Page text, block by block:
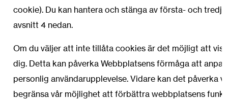
cookie). Du kan hantera och stänga av första- och
avsnitt 4 nedan.
Om du väljer att inte tillåta cookies är det möjligt att
dig. Detta kan påverka Webbplatsens förmåga att
personlig användarupplevelse. Vidare kan det påverka
begränsa vår möjlighet att förbättra webbplatsens